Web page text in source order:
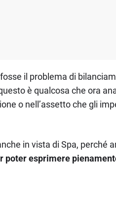
il problema di
è qualcosa che ora
o nell’assetto che gli
in vista di Spa, perché
esprimere